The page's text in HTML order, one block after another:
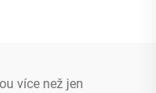
více než jen